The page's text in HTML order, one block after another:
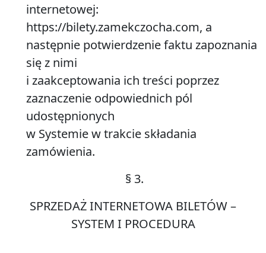
internetowej:
https://bilety.zamekczocha.com, a
następnie potwierdzenie faktu zapoznania
się z nimi
i zaakceptowania ich treści poprzez
zaznaczenie odpowiednich pól
udostępnionych
w Systemie w trakcie składania
zamówienia.
§ 3.
SPRZEDAŻ INTERNETOWA BILETÓW –
SYSTEM I PROCEDURA